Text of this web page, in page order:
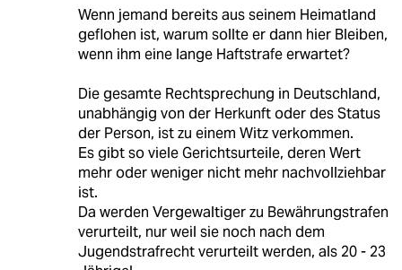
Wenn jemand bereits aus seinem Heimatland
geflohen ist, warum sollte er dann hier Bleiben,
wenn ihm eine lange Haftstrafe erwartet?
Die gesamte Rechtsprechung in Deutschland,
unabhängig von der Herkunft oder des Status
der Person, ist zu einem Witz verkommen.
Es gibt so viele Gerichtsurteile, deren Wert
mehr oder weniger nicht mehr nachvollziehbar
ist.
Da werden Vergewaltiger zu Bewährungstrafen
verurteilt, nur weil sie noch nach dem
Jugendstrafrecht verurteilt werden, als 20 - 23